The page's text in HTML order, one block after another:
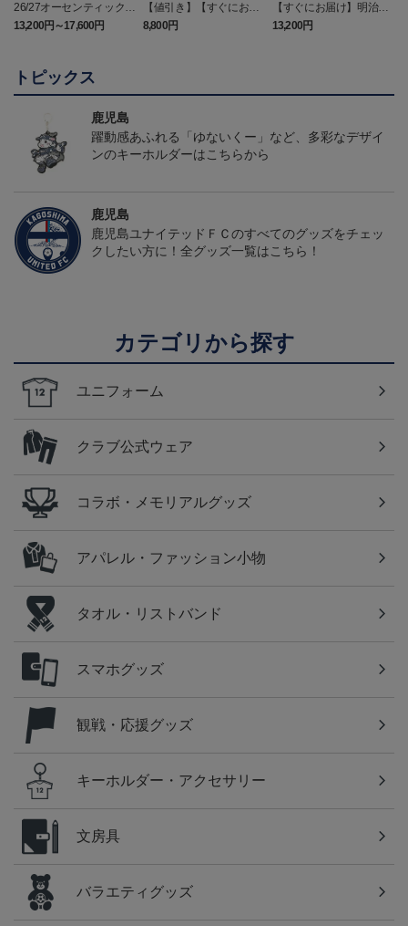
26/27オーセンティックユ
ニフォーム（FP1st）
13,200円～17,600円
【値引き】【すぐにお届
け】2025オーセンティッ
クユニフォーム FP1st
8,800円
【すぐにお届け】明治安
田J2・J3百年構想リーグ
オーセンティックユニフ
13,200円
トピックス
鹿児島
躍動感あふれる「ゆないくー」など、多彩なデザイ
ンのキーホルダーはこちらから
鹿児島
鹿児島ユナイテッドＦＣのすべてのグッズをチェッ
クしたい方に！全グッズ一覧はこちら！
カテゴリから探す
ユニフォーム
クラブ公式ウェア
コラボ・メモリアルグッズ
アパレル・ファッション小物
タオル・リストバンド
スマホグッズ
観戦・応援グッズ
キーホルダー・アクセサリー
文房具
バラエティグッズ